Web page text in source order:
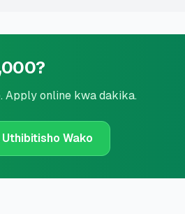
Apply online kwa dakika.
Wako